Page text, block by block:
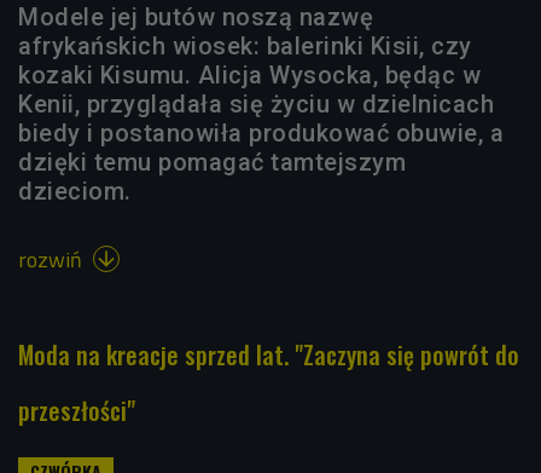
Modele jej butów noszą nazwę
afrykańskich wiosek: balerinki Kisii, czy
kozaki Kisumu. Alicja Wysocka, będąc w
Kenii, przyglądała się życiu w dzielnicach
biedy i postanowiła produkować obuwie, a
dzięki temu pomagać tamtejszym
dzieciom.
rozwiń 
Moda na kreacje sprzed lat. "Zaczyna się powrót do
przeszłości"